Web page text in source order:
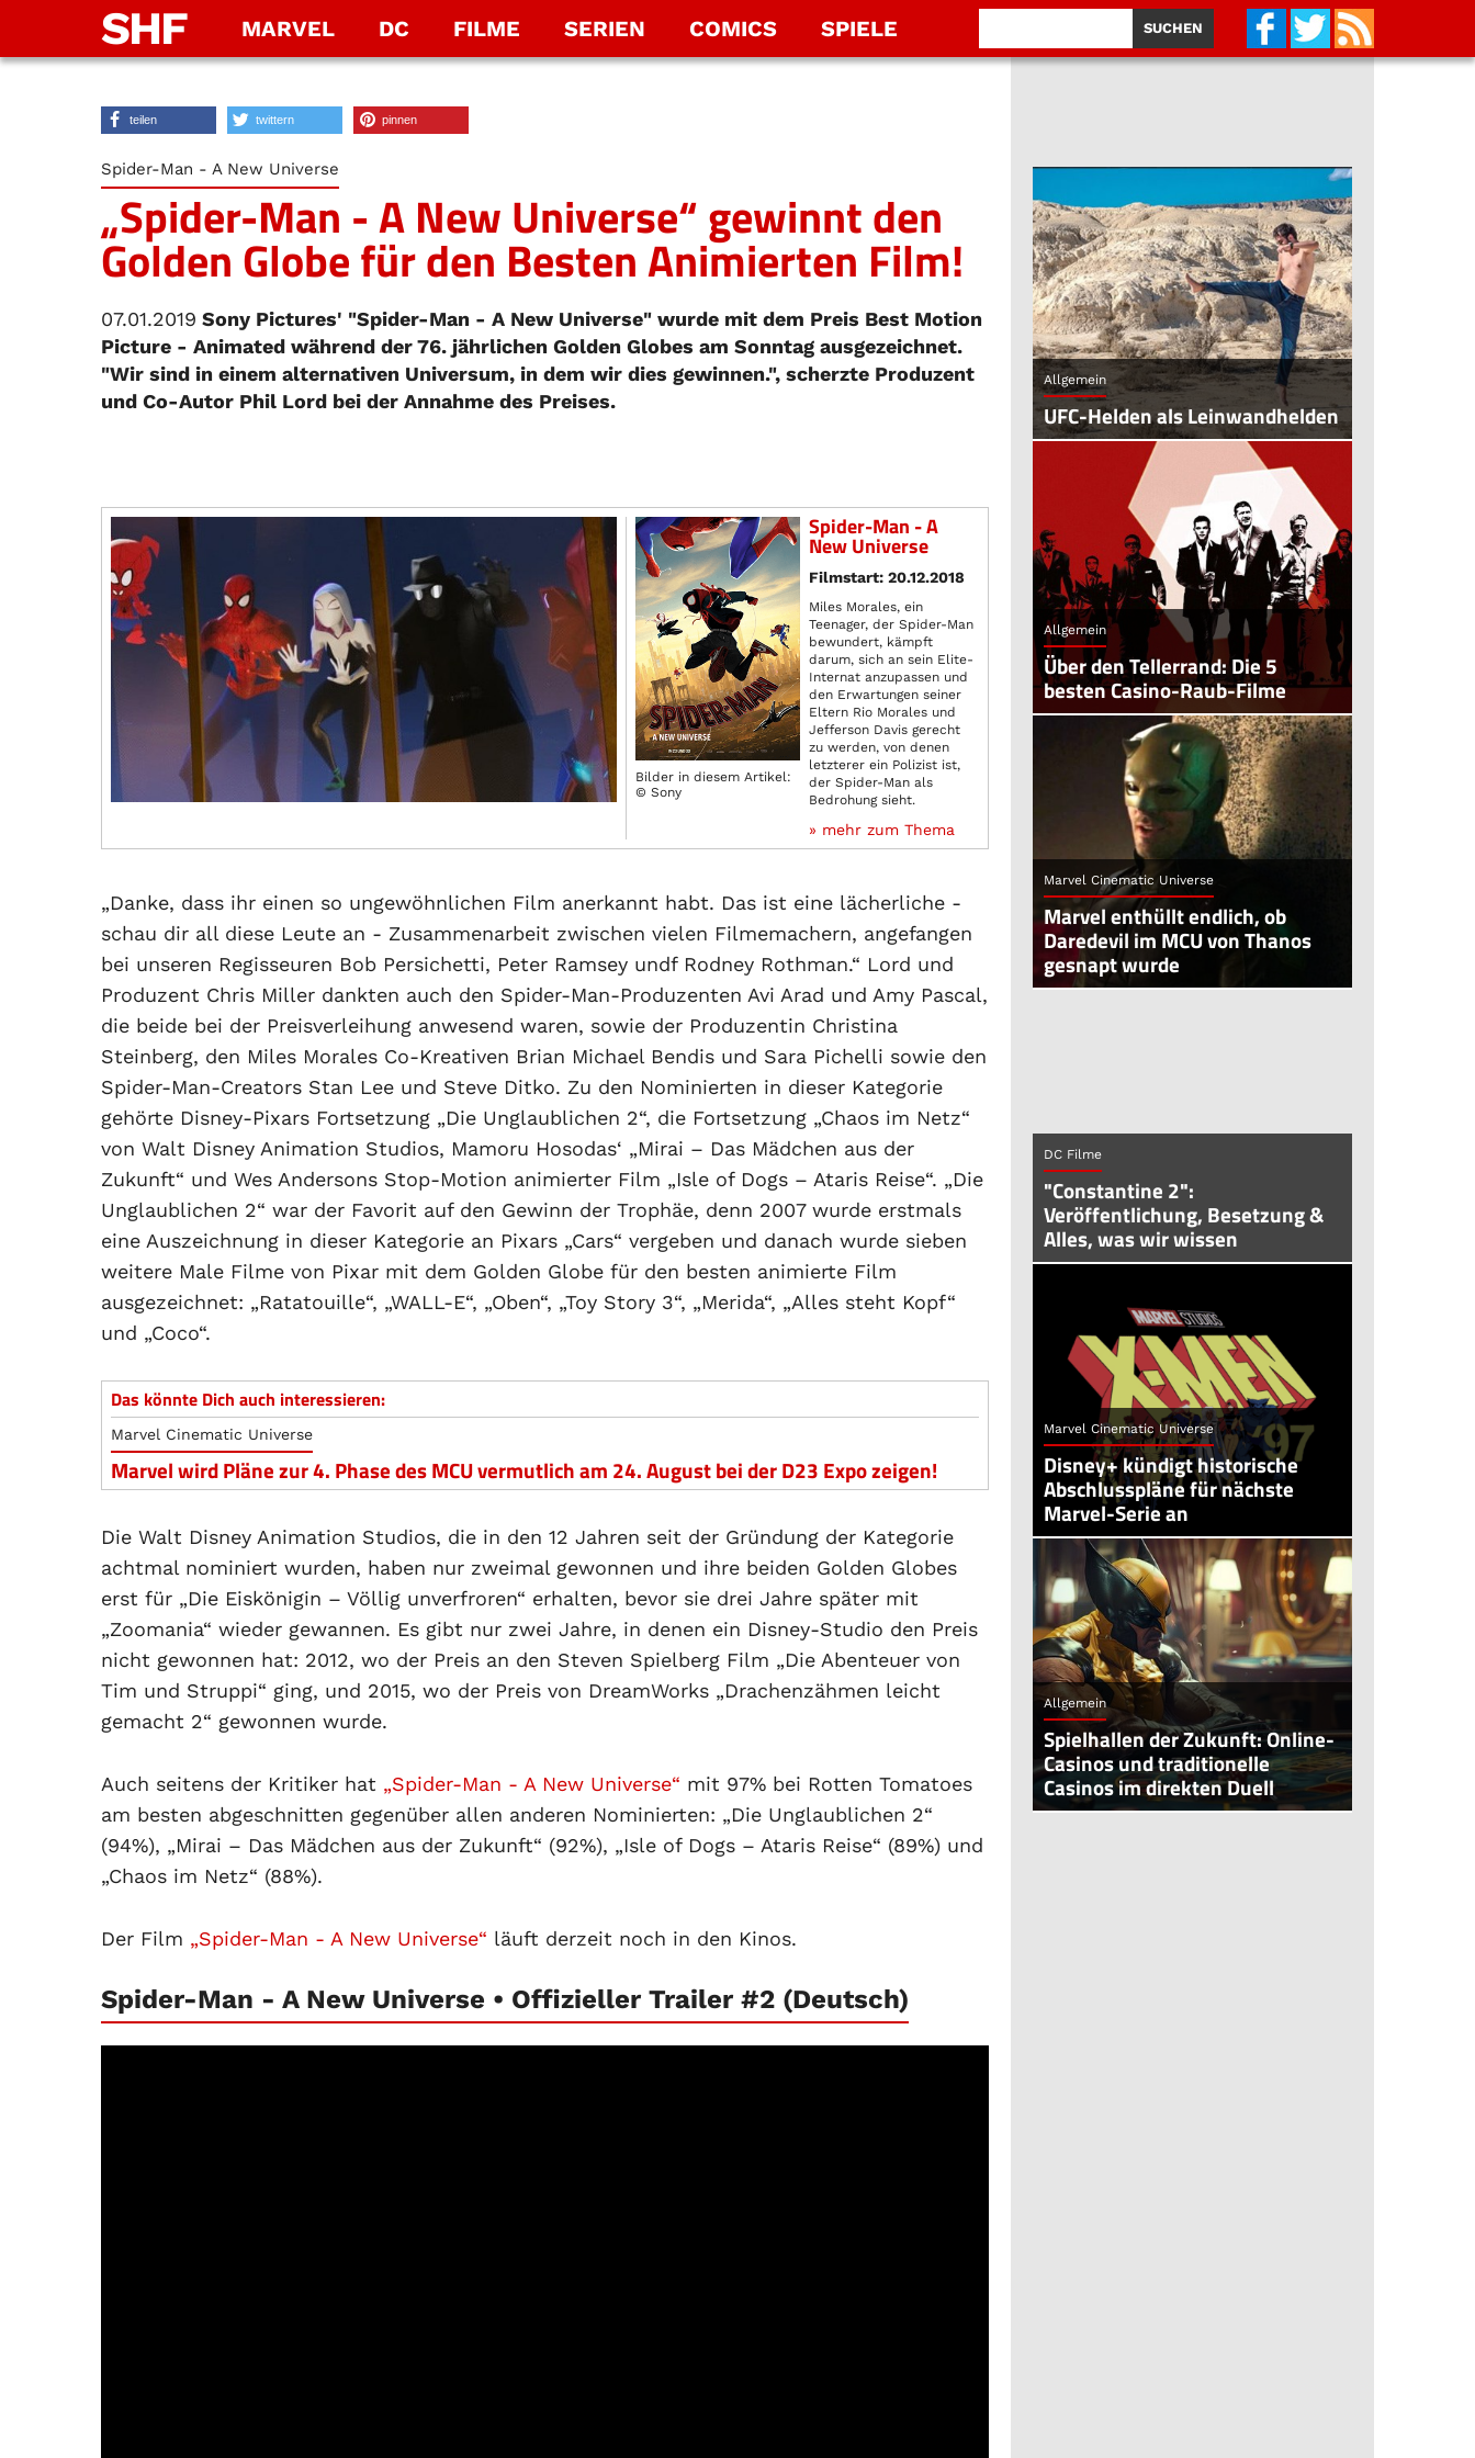
SHF MARVEL DC FILME SERIEN COMICS SPIELE
teilen twittern pinnen
Spider-Man - A New Universe
„Spider-Man - A New Universe“ gewinnt den
Golden Globe für den Besten Animierten Film!
07.01.2019 Sony Pictures' "Spider-Man - A New Universe" wurde mit dem Preis Best Motion
Picture - Animated während der 76. jährlichen Golden Globes am Sonntag ausgezeichnet.
"Wir sind in einem alternativen Universum, in dem wir dies gewinnen.", scherzte Produzent
und Co-Autor Phil Lord bei der Annahme des Preises.
Bilder in diesem Artikel:
© Sony
Spider-Man - A
New Universe
Filmstart: 20.12.2018
Miles Morales, ein
Teenager, der Spider-Man
bewundert, kämpft
darum, sich an sein Elite-
Internat anzupassen und
den Erwartungen seiner
Eltern Rio Morales und
Jefferson Davis gerecht
zu werden, von denen
letzterer ein Polizist ist,
der Spider-Man als
Bedrohung sieht.
» mehr zum Thema
„Danke, dass ihr einen so ungewöhnlichen Film anerkannt habt. Das ist eine lächerliche -
schau dir all diese Leute an - Zusammenarbeit zwischen vielen Filmemachern, angefangen
bei unseren Regisseuren Bob Persichetti, Peter Ramsey undf Rodney Rothman.“ Lord und
Produzent Chris Miller dankten auch den Spider-Man-Produzenten Avi Arad und Amy Pascal,
die beide bei der Preisverleihung anwesend waren, sowie der Produzentin Christina
Steinberg, den Miles Morales Co-Kreativen Brian Michael Bendis und Sara Pichelli sowie den
Spider-Man-Creators Stan Lee und Steve Ditko. Zu den Nominierten in dieser Kategorie
gehörte Disney-Pixars Fortsetzung „Die Unglaublichen 2“, die Fortsetzung „Chaos im Netz“
von Walt Disney Animation Studios, Mamoru Hosodas‘ „Mirai – Das Mädchen aus der
Zukunft“ und Wes Andersons Stop-Motion animierter Film „Isle of Dogs – Ataris Reise“. „Die
Unglaublichen 2“ war der Favorit auf den Gewinn der Trophäe, denn 2007 wurde erstmals
eine Auszeichnung in dieser Kategorie an Pixars „Cars“ vergeben und danach wurde sieben
weitere Male Filme von Pixar mit dem Golden Globe für den besten animierte Film
ausgezeichnet: „Ratatouille“, „WALL-E“, „Oben“, „Toy Story 3“, „Merida“, „Alles steht Kopf“
und „Coco“.
Das könnte Dich auch interessieren:
Marvel Cinematic Universe
Marvel wird Pläne zur 4. Phase des MCU vermutlich am 24. August bei der D23 Expo zeigen!
Die Walt Disney Animation Studios, die in den 12 Jahren seit der Gründung der Kategorie
achtmal nominiert wurden, haben nur zweimal gewonnen und ihre beiden Golden Globes
erst für „Die Eiskönigin – Völlig unverfroren“ erhalten, bevor sie drei Jahre später mit
„Zoomania“ wieder gewannen. Es gibt nur zwei Jahre, in denen ein Disney-Studio den Preis
nicht gewonnen hat: 2012, wo der Preis an den Steven Spielberg Film „Die Abenteuer von
Tim und Struppi“ ging, und 2015, wo der Preis von DreamWorks „Drachenzähmen leicht
gemacht 2“ gewonnen wurde.
Auch seitens der Kritiker hat „Spider-Man - A New Universe“ mit 97% bei Rotten Tomatoes
am besten abgeschnitten gegenüber allen anderen Nominierten: „Die Unglaublichen 2“
(94%), „Mirai – Das Mädchen aus der Zukunft“ (92%), „Isle of Dogs – Ataris Reise“ (89%) und
„Chaos im Netz“ (88%).
Der Film „Spider-Man - A New Universe“ läuft derzeit noch in den Kinos.
Spider-Man - A New Universe • Offizieller Trailer #2 (Deutsch)
Allgemein
UFC-Helden als Leinwandhelden
Allgemein
Über den Tellerrand: Die 5
besten Casino-Raub-Filme
Marvel Cinematic Universe
Marvel enthüllt endlich, ob
Daredevil im MCU von Thanos
gesnapt wurde
DC Filme
"Constantine 2":
Veröffentlichung, Besetzung &
Alles, was wir wissen
Marvel Cinematic Universe
Disney+ kündigt historische
Abschlusspläne für nächste
Marvel-Serie an
Allgemein
Spielhallen der Zukunft: Online-
Casinos und traditionelle
Casinos im direkten Duell